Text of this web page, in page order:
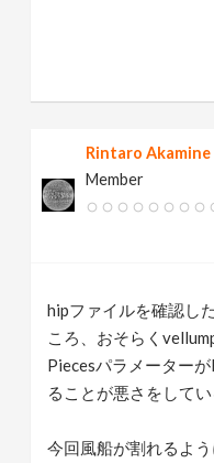
Rintaro Akamine
Member
hipファイルを確認し
ころ、おそらく
Piecesパラメーター
ることが悪さをしてい
今回風船が割れるよ